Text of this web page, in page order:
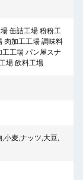
缶詰工場 粉粉工
肉加工工場 調味料
工場 パン屋スナ
場 飲料工場
小麦,ナッツ,大豆,